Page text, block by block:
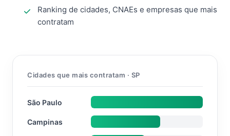
Ranking de cidades, CNAEs e empresas que mais
contratam
Cidades que mais contratam · SP
São Paulo
Campinas